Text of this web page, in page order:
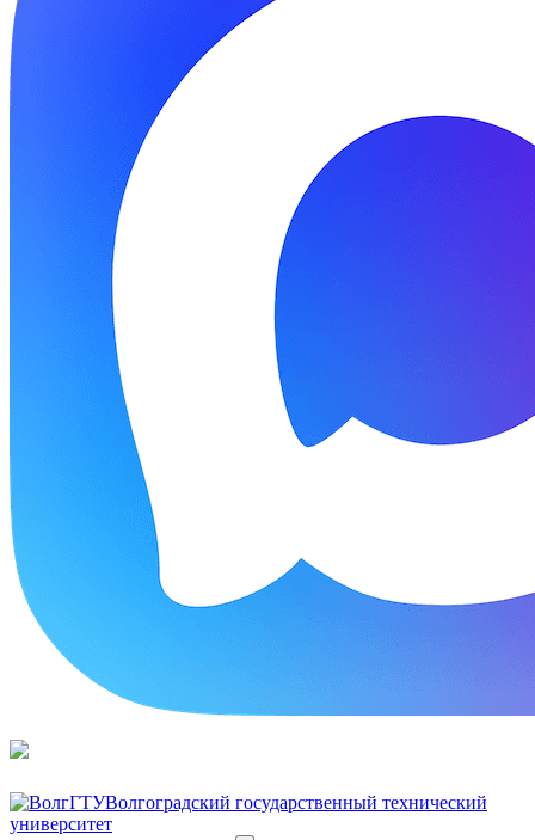
Волгоградский государственный технический
университет